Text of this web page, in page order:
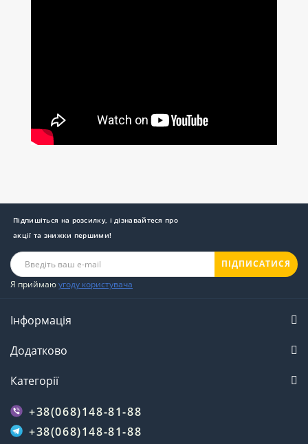
Підпишіться на розсилку, і дізнавайтеся про
акції та знижки першими!
ПІДПИСАТИСЯ
Я приймаюугоду користувача
Інформація
Додатково
Категорії
+38(068)148-81-88
+38(068)148-81-88